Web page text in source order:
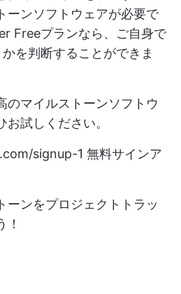
ーンソフトウェアが必要で
Freeプランなら、ご自身で
を判断することができま
のマイルストーンソフトウ
試しください。
signup-1 無料サインア
ーンをプロジェクトトラッ
！